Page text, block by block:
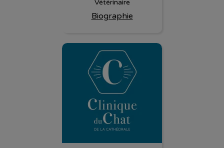
Vétérinaire
Biographie
Adeline